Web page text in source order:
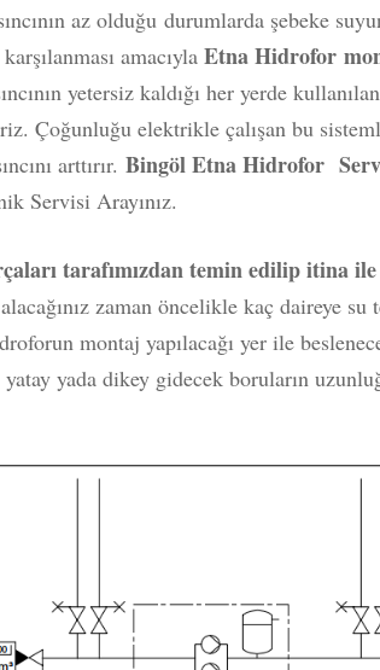
az olduğu durumlarda şebeke
amacıylaEtna Hidrofor
yetersiz kaldığı her yerde
Çoğunluğu elektrikle çalışan bu
arttırır. Bingöl Etna Hidrofor
Servisi Arayınız.
tarafımızdan temin edilip itina ile
alacağınız zaman öncelikle kaç daireye su
montaj yapılacağı yer ile
yatay yada dikey gidecek boruların